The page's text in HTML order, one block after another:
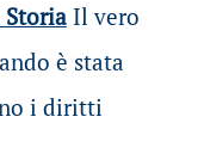
Il vero
è stata
i diritti